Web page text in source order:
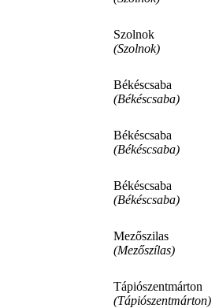
Szolnok
(Szolnok)
Békéscsaba
(Békéscsaba)
Békéscsaba
(Békéscsaba)
Békéscsaba
(Békéscsaba)
Mezőszilas
(Mezőszílas)
Tápiószentmárton
(Tápiószentmárton)